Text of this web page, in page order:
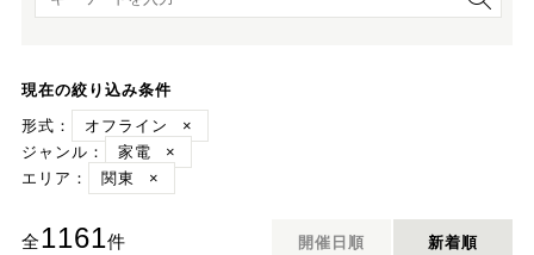
現在の絞り込み条件
形式：
オフライン
×
ジャンル：
家電
×
エリア：
関東 ×
全1161件 開催日順 新着順